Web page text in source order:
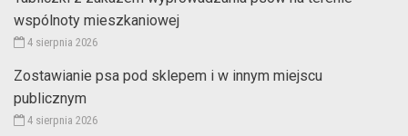
wspólnoty mieszkaniowej
4 sierpnia 2026
Zostawianie psa pod sklepem i w innym miejscu
publicznym
4 sierpnia 2026